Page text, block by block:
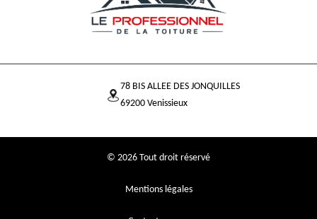
78 BIS ALLEE DES JONQUILLES
69200 Venissieux
© 2026 Tout droit réservé
Mentions légales